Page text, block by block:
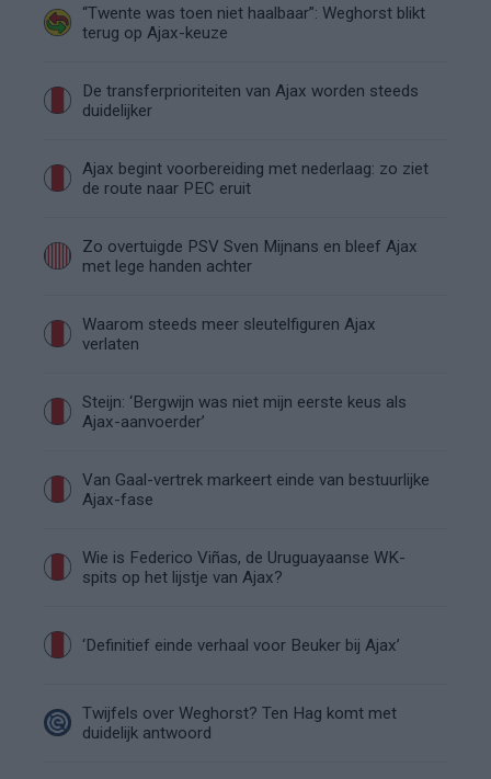
“Twente was toen niet haalbaar”: Weghorst blikt
terug op Ajax-keuze
De transferprioriteiten van Ajax worden steeds
duidelijker
Ajax begint voorbereiding met nederlaag: zo ziet
de route naar PEC eruit
Zo overtuigde PSV Sven Mijnans en bleef Ajax
met lege handen achter
Waarom steeds meer sleutelfiguren Ajax
verlaten
Steijn: ‘Bergwijn was niet mijn eerste keus als
Ajax-aanvoerder’
Van Gaal-vertrek markeert einde van bestuurlijke
Ajax-fase
Wie is Federico Viñas, de Uruguayaanse WK-
spits op het lijstje van Ajax?
‘Definitief einde verhaal voor Beuker bij Ajax’
Twijfels over Weghorst? Ten Hag komt met
duidelijk antwoord